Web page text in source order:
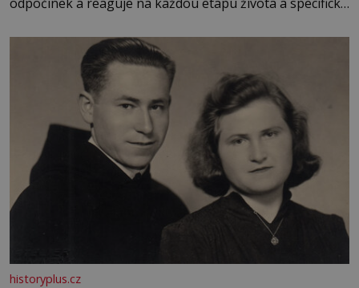
měkkost a bezpečí, proto by pokoj miminka měl působit
především klidně a útulně. Předškolní věk je
historyplus.cz